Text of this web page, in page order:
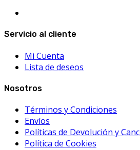
Servicio al cliente
Mi Cuenta
Lista de deseos
Nosotros
Términos y Condiciones
Envíos
Políticas de Devolución y
Política de Cookies